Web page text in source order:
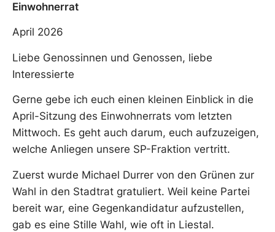
Einwohnerrat
April 2026
Liebe Genossinnen und Genossen, liebe
Interessierte
Gerne gebe ich euch einen kleinen Einblick in die
April-Sitzung des Einwohnerrats vom letzten
Mittwoch. Es geht auch darum, euch aufzuzeigen,
welche Anliegen unsere SP-Fraktion vertritt.
Zuerst wurde Michael Durrer von den Grünen zur
Wahl in den Stadtrat gratuliert. Weil keine Partei
bereit war, eine Gegenkandidatur aufzustellen,
gab es eine Stille Wahl, wie oft in Liestal.